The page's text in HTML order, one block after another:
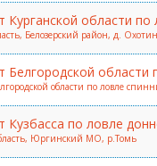
Курганской области по
Белозерский район, д.
Белгородской области
области по ловле
Кузбасса по ловле
Юргинский МО, р.Томь